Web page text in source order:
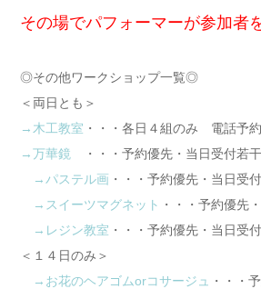
その場でパフォーマーが参加者
◎その他ワークショップ一覧◎
＜両日とも＞
→木工教室 ・・・各日４組のみ 電話予
→万華鏡 ・・・予約優先・当日受付若
→パステル画 ・・・予約優先・当日受
→スイーツマグネット ・・・予約優先
→レジン教室 ・・・予約優先・当日受
＜１４日のみ＞
→お花のヘアゴムorコサージュ
・・・